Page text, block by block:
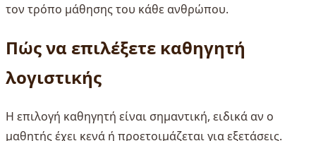
τον τρόπο μάθησης του κάθε ανθρώπου.
Πώς να επιλέξετε καθηγητή
λογιστικής
Η επιλογή καθηγητή είναι σημαντική, ειδικά αν ο
μαθητής έχει κενά ή προετοιμάζεται για εξετάσεις.